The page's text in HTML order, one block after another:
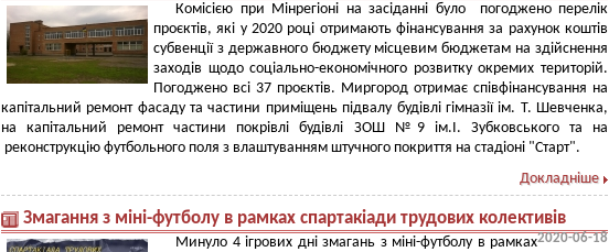
Комісією при Мінрегіоні на засіданні було погоджено перелік
проєктів, які у 2020 році отримають фінансування за рахунок коштів
субвенції з державного бюджету місцевим бюджетам на здійснення
заходів щодо соціально-економічного розвитку окремих територій.
Погоджено всі 37 проєктів. Миргород отримає співфінансування на
капітальний ремонт фасаду та частини приміщень підвалу будівлі гімназії ім. Т. Шевченка,
на капітальний ремонт частини покрівлі будівлі ЗОШ №9 ім.І. Зубковського та на
реконструкцію футбольного поля з влаштуванням штучного покриття на стадіоні "Старт".
Докладніше
Змагання з міні-футболу в рамках спартакіади трудових колективів
2020-06-18
Минуло 4 ігрових дні змагань з міні-футболу в рамках